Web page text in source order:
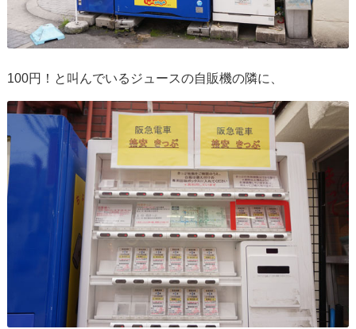
100円！と叫んでいるジュースの自販機の隣に、